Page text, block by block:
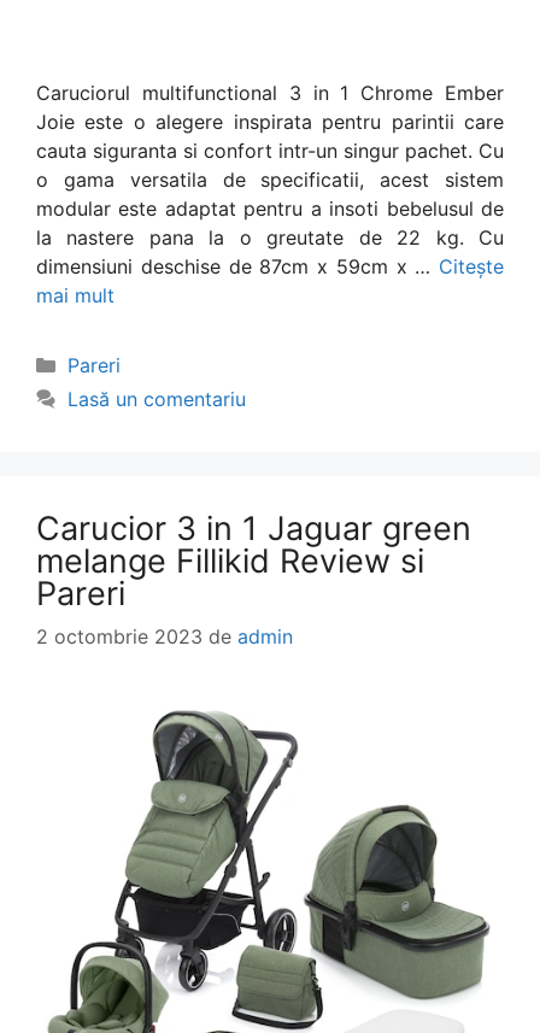
Caruciorul multifunctional 3 in 1 Chrome Ember
Joie este o alegere inspirata pentru parintii care
cauta siguranta si confort intr-un singur pachet. Cu
o gama versatila de specificatii, acest sistem
modular este adaptat pentru a insoti bebelusul de
la nastere pana la o greutate de 22 kg. Cu
dimensiuni deschise de 87cm x 59cm x … Citește
mai mult
Categorii
Pareri
Lasă un comentariu
Carucior 3 in 1 Jaguar green
melange Fillikid Review si
Pareri
2 octombrie 2023 de admin